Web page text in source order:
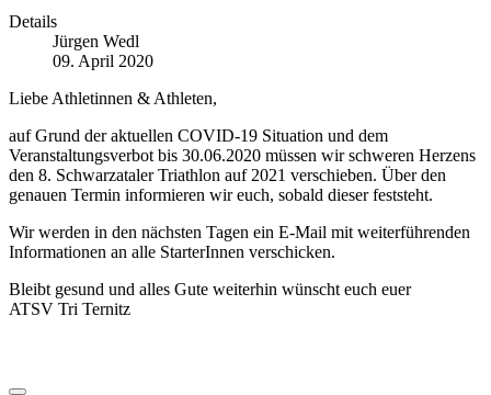
Details
Jürgen Wedl
09. April 2020
Liebe Athletinnen & Athleten,
auf Grund der aktuellen COVID-19 Situation und dem
Veranstaltungsverbot bis 30.06.2020 müssen wir schweren Herzens
den 8. Schwarzataler Triathlon auf 2021 verschieben. Über den
genauen Termin informieren wir euch, sobald dieser feststeht.
Wir werden in den nächsten Tagen ein E-Mail mit weiterführenden
Informationen an alle StarterInnen verschicken.
Bleibt gesund und alles Gute weiterhin wünscht euch euer
ATSV Tri Ternitz